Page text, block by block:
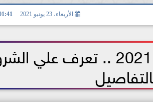
الصحة الأربعاء، 23 يونيو 2021 01:41
تنسيق التمريض العادي بعد الإعدادية 2021 .. تعرف